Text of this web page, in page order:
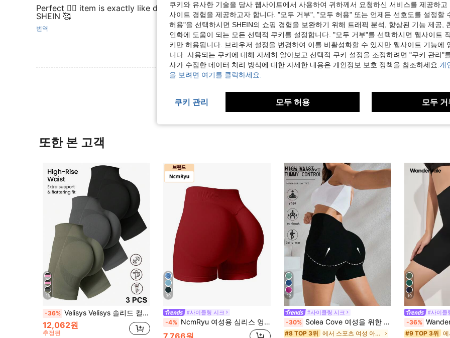
Perfect 👌🏽 item is exactly like described and image is what you will receive in person ! Thanks
SHEIN 🥰
번역
도움이 됨 (0)
리뷰 더 보기
또한 본 고객
19
-36% Velisys Velisys 솔리드 컬러 하이웨스트 seamless 스트레치 스포츠 반바지 워크아웃 숏
12,062원
추정된
39
#사이클링 시크
-4% NcmRyu 여성용 심리스 엉덩이 리프팅 쉐이핑 짐 스포츠 반바지 여름
7,766원
12
#사이클링 시크
-30% Solea Cove 여성을 위한 하이 웨이스트 슬림 심리스 스포츠 쇼츠 - 러닝 사이클링 요가 피클볼 운동 데일리 웨어를 위한 배 컨트롤 소프트 엉덩이 리프팅 쇼츠, 블랙
#8 TOP 3위 에서 스포츠 여성 아웃도어 상의&여성 아웃도어 바텀&여성 아웃도어 세트&여성 아웃도어 바디
19
#사이클
-36% WanderVale
#9 TOP 3위
쿠키와 유사한 기술을 당사 웹사이트에서 사용하여 귀하께서 요청하신 서비스를 제공하고
사이트 경험을 제공하고자 합니다. "모두 거부", "모두 허용" 또는 언제든 선호도를 설정할
허용"을 선택하시면 SHEIN의 쇼핑 경험을 보완하기 위해 트래픽 분석, 향상된 기능 제공,
인화에 도움이 되는 모든 선택적 쿠키를 설정합니다. "모두 거부"를 선택하시면 웹사이트
키만 허용됩니다. 브라우저 설정을 변경하여 이를 비활성화할 수 있지만 웹사이트 기능에
니다. 사용되는 쿠키에 대해 자세히 알아보고 선택적 쿠키 설정을 조정하려면 "쿠키 관리"
사가 수집한 데이터 처리 방식에 대한 자세한 내용은 개인정보 보호 정책을 참조하세요. 개
을 보려면 여기를 클릭하세요.
쿠키 관리 모두 허용 모두 거